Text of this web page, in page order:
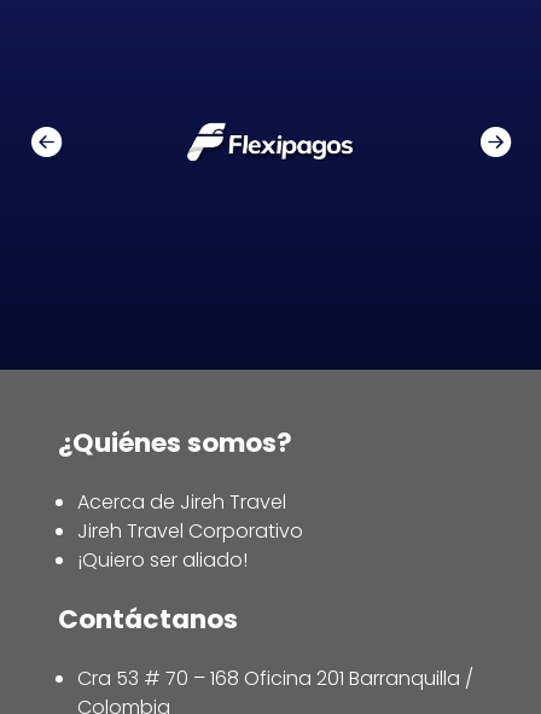
¿Quiénes somos?
Acerca de Jireh Travel
Jireh Travel Corporativo
¡Quiero ser aliado!
Contáctanos
Cra 53 # 70 – 168 Oficina 201 Barranquilla /
Colombia